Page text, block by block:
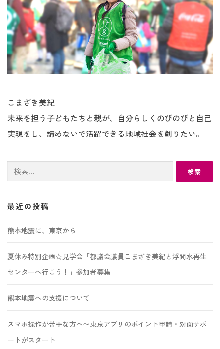
こまざき美紀
未来を担う子どもたちと親が、自分らしくのびのびと自己
実現をし、諦めないで活躍できる地域社会を創りたい。
検
最近の投稿
熊本地震に、東京から
夏休み特別企画☆見学会「都議会議員こまざき美紀と浮間水再生
センターへ行こう！」参加者募集
熊本地震への支援について
スマホ操作が苦手な方へ〜東京アプリのポイント申請・対面サポ
ートがスタート